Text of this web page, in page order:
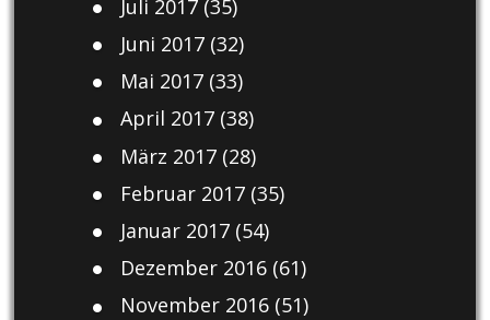
Juli 2017(35)
Juni 2017(32)
Mai 2017(33)
April 2017(38)
März 2017(28)
Februar 2017(35)
Januar 2017(54)
Dezember 2016(61)
November 2016(51)